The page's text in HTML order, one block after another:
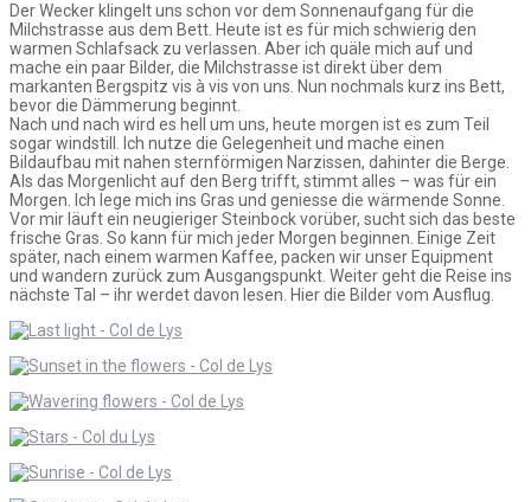
Der Wecker klingelt uns schon vor dem Sonnenaufgang für die
Milchstrasse aus dem Bett. Heute ist es für mich schwierig den
warmen Schlafsack zu verlassen. Aber ich quäle mich auf und
mache ein paar Bilder, die Milchstrasse ist direkt über dem
markanten Bergspitz vis à vis von uns. Nun nochmals kurz ins Bett,
bevor die Dämmerung beginnt.
Nach und nach wird es hell um uns, heute morgen ist es zum Teil
sogar windstill. Ich nutze die Gelegenheit und mache einen
Bildaufbau mit nahen sternförmigen Narzissen, dahinter die Berge.
Als das Morgenlicht auf den Berg trifft, stimmt alles – was für ein
Morgen. Ich lege mich ins Gras und geniesse die wärmende Sonne.
Vor mir läuft ein neugieriger Steinbock vorüber, sucht sich das beste
frische Gras. So kann für mich jeder Morgen beginnen. Einige Zeit
später, nach einem warmen Kaffee, packen wir unser Equipment
und wandern zurück zum Ausgangspunkt. Weiter geht die Reise ins
nächste Tal – ihr werdet davon lesen. Hier die Bilder vom Ausflug.